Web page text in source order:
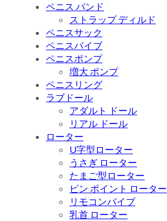
ペニス バンド
ストラップ ディルド
ペニスサック
ペニスバイブ
ペニスポンプ
増大 ポンプ
ペニスリング
ラブドール
アダルト ドール
リアル ドール
ローター
U字型ローター
うさぎ ローター
たまご型ローター
ピン ポイント ローター
リモコンバイブ
乳首 ローター